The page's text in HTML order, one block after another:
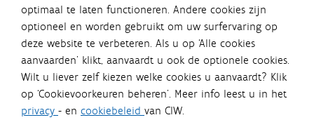
a
e
v
n
d
f
optimaal te laten functioneren. Andere cookies zijn
optioneel en worden gebruikt om uw surfervaring op
deze website te verbeteren. Als u op ‘Alle cookies
aanvaarden’ klikt, aanvaardt u ook de optionele cookies.
Wilt u liever zelf kiezen welke cookies u aanvaardt? Klik
op ‘Cookievoorkeuren beheren’. Meer info leest u in het
privacy - en cookiebeleid van CIW.
Integraalwaterbeleid.be is een
officiële website van de Vlaamse
overheid
uitgegeven door Coördinatiecommissie Integraal
Waterbeleid
De Coördinatiecommissie Integraal Waterbeleid (CIW) is een